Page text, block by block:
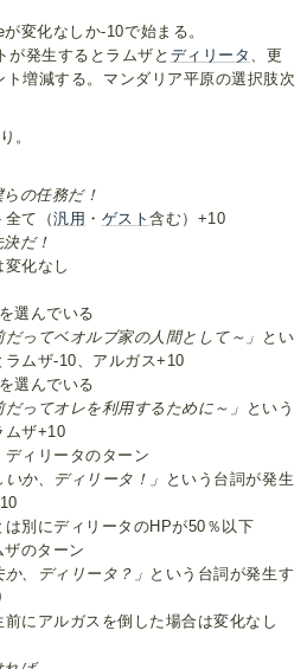
変化なしか-10で始まる。
が発生するとラムザと ディリータ 、更
増減する。マンダリア平原の選択肢次
。
の任務だ！
全て（汎用 ・ ゲスト含む）+10
だ！
化なし
選んでいる
だってベオルブ家の人間として～」 とい
ラムザ-10、アルガス+10
選んでいる
だってオレを利用するために～」 という
ムザ+10
ィリータのターン
いか、ディリータ！」 という台詞が発生
別にディリータのHPが50％以下
ザのターン
か、ディリータ？」 という台詞が発生す
にアルガスを倒した場合は変化なし